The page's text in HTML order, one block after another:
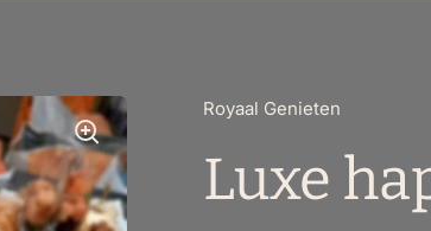
Royaal Genieten
Luxe